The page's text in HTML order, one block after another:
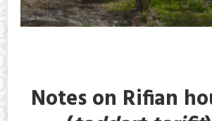
Notes on Rifian